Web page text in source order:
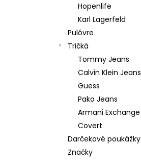
Hopenlife
Karl Lagerfeld
Pulóvre
Tričká
Tommy Jeans
Calvin Klein Jeans
Guess
Pako Jeans
Armani Exchange
Covert
Darčekové poukážky
Značky